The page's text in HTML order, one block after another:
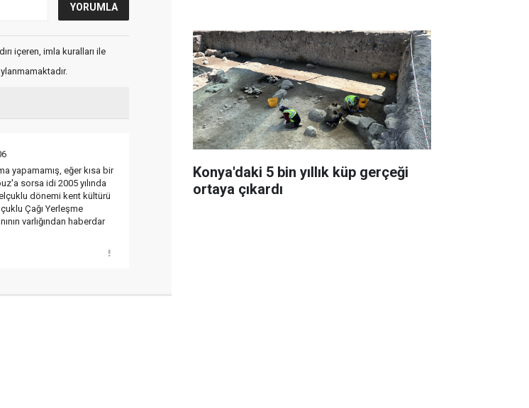
içeren, imla kuralları ile
yapamamış, eğer kısa bir
sorsa idi 2005 yılında
dönemi kent kültürü
Çağı Yerleşme
varlığından haberdar
Konya'daki 5 bin yıllık küp gerçeği
ortaya çıkardı